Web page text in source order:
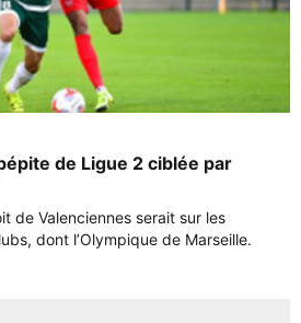
de Ligue 2 ciblée par
de Valenciennes serait sur les
dont l’Olympique de Marseille.